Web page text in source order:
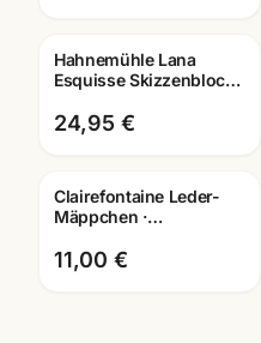
Hahnemühle Lana
Esquisse Skizzenblock
Künstlerbedarf
Mannheim
24,95 €
Clairefontaine Leder-
Mäppchen ·
Farben + Größen ·
Mannheim
11,00 €